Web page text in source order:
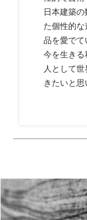
日本建築
た個性的
品を愛でて
今を生き
人として
きたいと思